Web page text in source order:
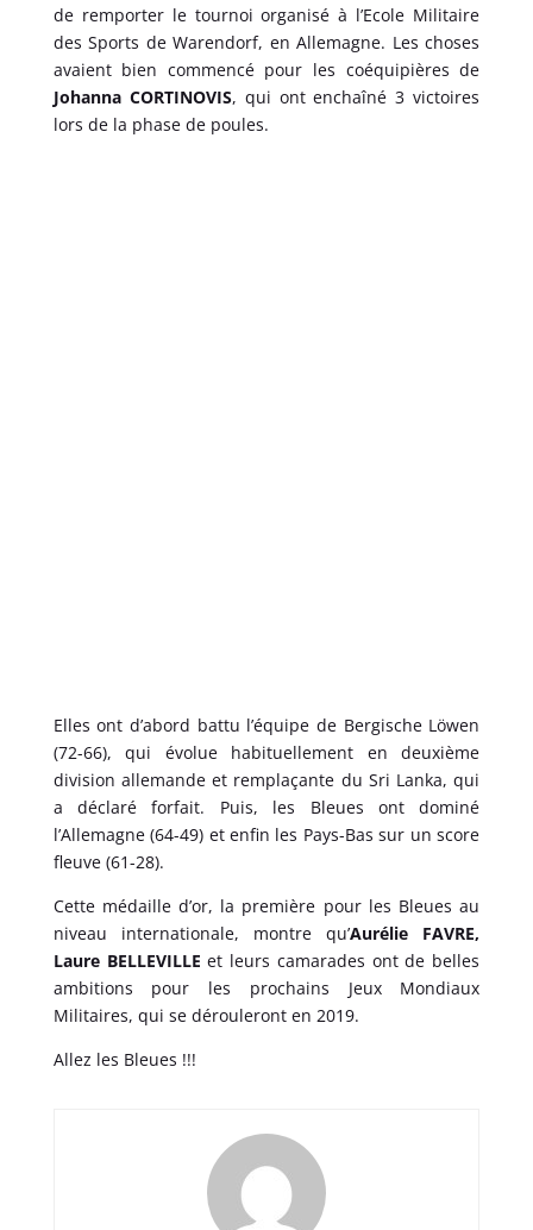
de remporter le tournoi organisé à l’Ecole Militaire
des Sports de Warendorf, en Allemagne. Les choses
avaient bien commencé pour les coéquipières de
Johanna CORTINOVIS, qui ont enchaîné 3 victoires
lors de la phase de poules.
Elles ont d’abord battu l’équipe de Bergische Löwen
(72-66), qui évolue habituellement en deuxième
division allemande et remplaçante du Sri Lanka, qui
a déclaré forfait. Puis, les Bleues ont dominé
l’Allemagne (64-49) et enfin les Pays-Bas sur un score
fleuve (61-28).
Cette médaille d’or, la première pour les Bleues au
niveau internationale, montre qu’Aurélie FAVRE,
Laure BELLEVILLE et leurs camarades ont de belles
ambitions pour les prochains Jeux Mondiaux
Militaires, qui se dérouleront en 2019.
Allez les Bleues !!!